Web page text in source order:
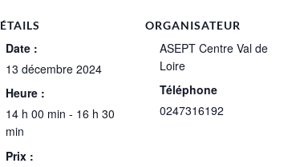
Date :
13 décembre 2024
Heure :
14 h 00 min - 16 h 30
min
Prix :
ORGANISATEUR
ASEPT Centre Val de
Loire
Téléphone
0247316192